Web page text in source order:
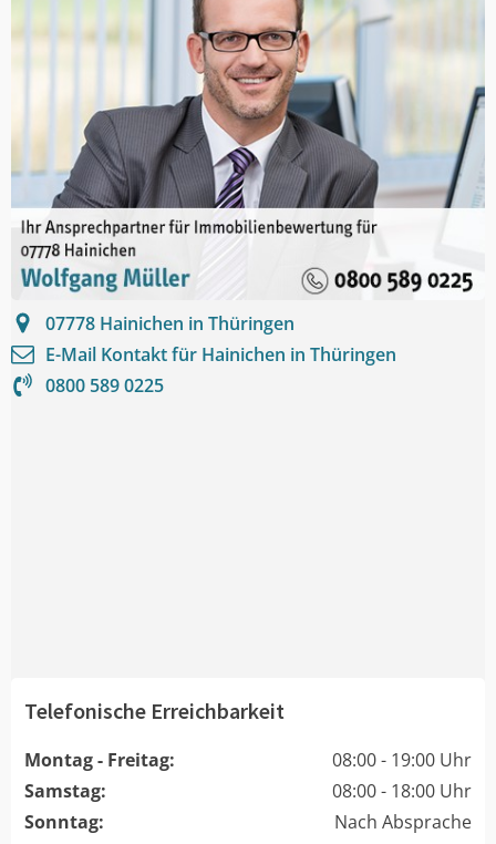
07778 Hainichen in Thüringen
E-Mail Kontakt für Hainichen in Thüringen
0800 589 0225
Telefonische Erreichbarkeit
Montag - Freitag:
08:00 - 19:00 Uhr
Samstag:
08:00 - 18:00 Uhr
Sonntag:
Nach Absprache